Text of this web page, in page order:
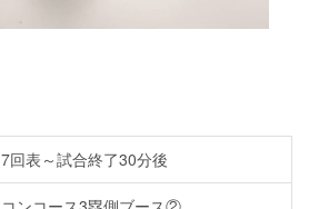
7回表～試合終了30分後